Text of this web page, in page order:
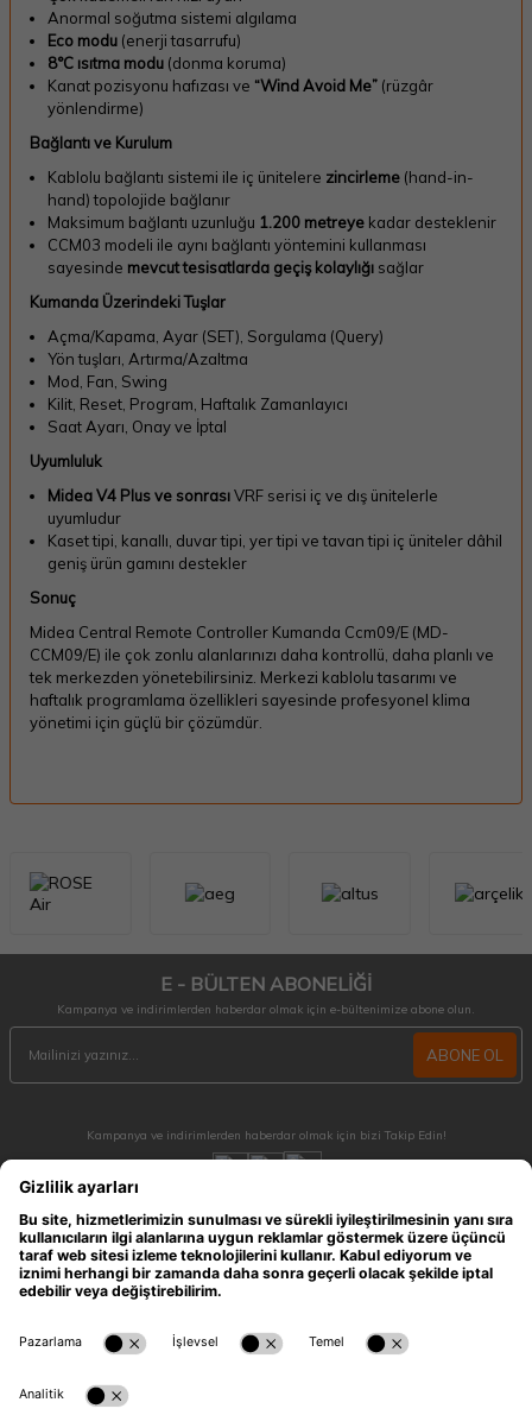
Anormal soğutma sistemi algılama
Eco modu (enerji tasarrufu)
8°C ısıtma modu (donma koruma)
Kanat pozisyonu hafızası ve “Wind Avoid Me” (rüzgâr
yönlendirme)
Bağlantı ve Kurulum
Kablolu bağlantı sistemi ile iç ünitelere zincirleme (hand-in-
hand) topolojide bağlanır
Maksimum bağlantı uzunluğu 1.200 metreye kadar desteklenir
CCM03 modeli ile aynı bağlantı yöntemini kullanması
sayesinde mevcut tesisatlarda geçiş kolaylığı sağlar
Kumanda Üzerindeki Tuşlar
Açma/Kapama, Ayar (SET), Sorgulama (Query)
Yön tuşları, Artırma/Azaltma
Mod, Fan, Swing
Kilit, Reset, Program, Haftalık Zamanlayıcı
Saat Ayarı, Onay ve İptal
Uyumluluk
Midea V4 Plus ve sonrasıVRF serisi iç ve dış ünitelerle
uyumludur
Kaset tipi, kanallı, duvar tipi, yer tipi ve tavan tipi iç üniteler dâhil
geniş ürün gamını destekler
Sonuç
Midea Central Remote Controller Kumanda Ccm09/E (MD-
CCM09/E) ile çok zonlu alanlarınızı daha kontrollü, daha planlı ve
tek merkezden yönetebilirsiniz. Merkezi kablolu tasarımı ve
haftalık programlama özellikleri sayesinde profesyonel klima
yönetimi için güçlü bir çözümdür.
E - BÜLTEN ABONELİĞİ
Kampanya ve indirimlerden haberdar olmak için e-bültenimize abone olun.
ABONE OL
Kampanya ve indirimlerden haberdar olmak için bizi Takip Edin!
MÜŞTERİ HİZMETLERİ
Hafta içi 09:30 - 18:30 / Hafta sonu 10:00 - 17:00 arası merak ettiğiniz tüm sorular ve
siparişleriniz için ulaşabilirsiniz.
ÖNEMLİ BİLGİLER